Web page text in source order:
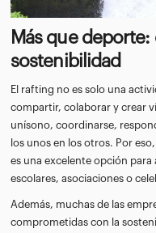
Más que
sostenibilidad
El rafting no es solo una
compartir, colaborar y crear
unísono, coordinarse,
los unos en los otros. Por eso,
es una excelente opción
escolares, asociaciones o
Además, muchas de las
comprometidas con la